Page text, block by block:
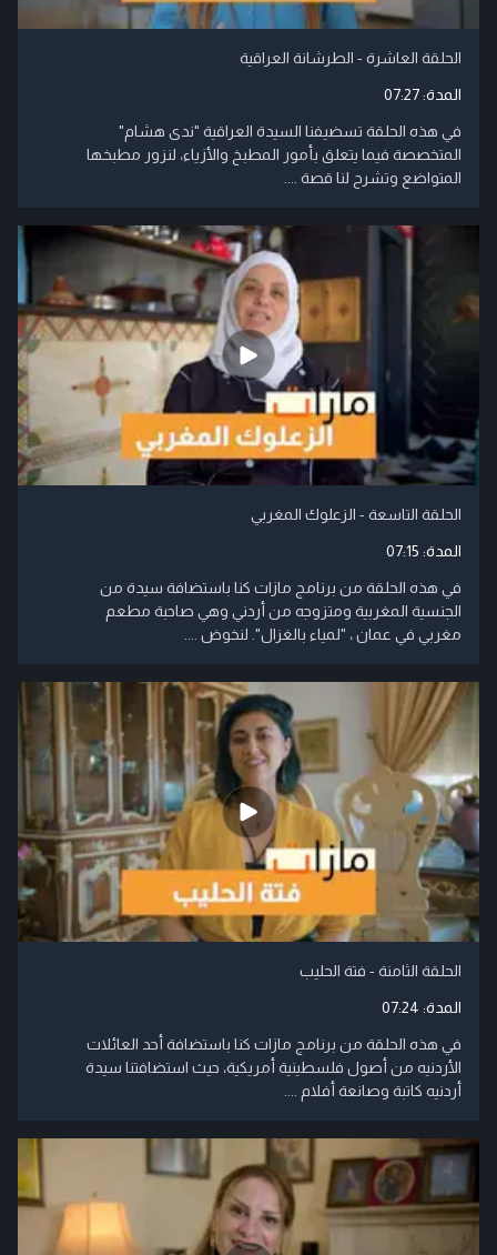
الحلقة العاشرة - الطرشانة العراقية
المدة:07:27
في هذه الحلقة تسضيفنا السيدة العراقية "ندى هشام"
المتخصصة فيما يتعلق بأمور المطبخ والأزياء، لنزور مطبخها
المتواضع وتشرح لنا قصة ....
الحلقة التاسعة - الزعلوك المغربي
المدة: 07:15
في هذه الحلقة من برنامج مازات كنا باستضافة سيدة من
الجنسية المغربية ومتزوجه من أردني وهي صاحبة مطعم
مغربي في عمان ، "لمياء بالغزال". لنخوض ....
الحلقة الثامنة - فتة الحليب
المدة: 07:24
في هذه الحلقة من برنامج مازات كنا باستضافة أحد العائلات
الأردنيه من أصول فلسطينية أمريكية، حيث استضافتنا سيدة
أردنيه كاتبة وصانعة أفلام ....